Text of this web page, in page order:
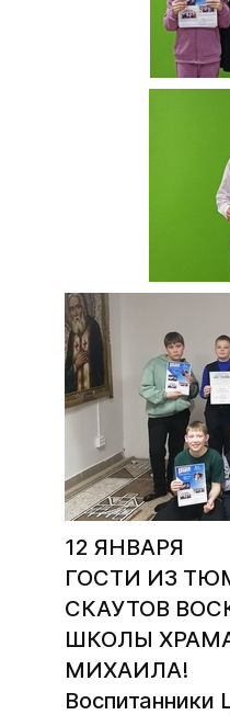
12 ЯНВАРЯ
ГОСТИ ИЗ
СКАУТОВ
ШКОЛЫ
МИХАИЛА!
Воспитанники